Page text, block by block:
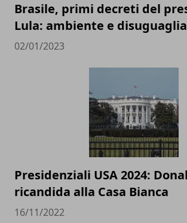
Brasile, primi decreti del
Lula: ambiente e
02/01/2023
Presidenziali USA 2024:
ricandida alla Casa Bianca
16/11/2022